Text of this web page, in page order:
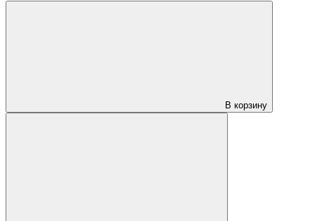
В корзину